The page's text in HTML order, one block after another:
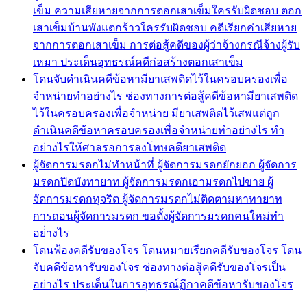
เข็ม ความเสียหายจากการตอกเสาเข็มใครรับผิดชอบ ตอก
เสาเข็มบ้านพังแตกร้าวใครรับผิดชอบ คดีเรียกค่าเสียหาย
จากการตอกเสาเข็ม การต่อสู้คดีของผู้ว่าจ้างกรณีจ้างผู้รับ
เหมา ประเด็นอุทธรณ์คดีก่อสร้างตอกเสาเข็ม
โดนจับดำเนินคดีข้อหามียาเสพติดไว้ในครอบครองเพื่อ
จำหน่ายทำอย่างไร ช่องทางการต่อสู้คดีข้อหามียาเสพติด
ไว้ในครอบครองเพื่อจำหน่าย มียาเสพติดไว้เสพแต่ถูก
ดำเนินคดีข้อหาครอบครองเพื่อจำหน่ายทำอย่างไร ทำ
อย่างไรให้ศาลรอการลงโทษคดียาเสพติด
ผู้จัดการมรดกไม่ทำหน้าที่ ผู้จัดการมรดกยักยอก ผู้จัดการ
มรดกปิดบังทายาท ผู้จัดการมรดกเอามรดกไปขาย ผู้
จัดการมรดกทุจริต ผู้จัดการมรดกไม่ติดตามหาทายาท
การถอนผู้จัดการมรดก ขอตั้งผู้จัดการมรดกคนใหม่ทำ
อย่่างไร
โดนฟ้องคดีรับของโจร โดนหมายเรียกคดีรับของโจร โดน
จับคดีข้อหารับของโจร ช่องทางต่อสู้คดีรับของโจรเป็น
อย่างไร ประเด็นในการอุทธรณ์ฏีกาคดีข้อหารับของโจร